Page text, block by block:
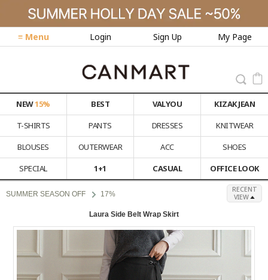
≡ Menu Login Sign Up My Page
NEW15% BEST VALYOU
KIZAK JEAN
T-SHIRTS
PANTS DRESSES
KNITWEAR
BLOUSES
OUTERWEAR ACC
SHOES
SPECIAL
1+1 CASUAL OFFICE LOOK
SUMMER SEASON OFF 17%
RECENT
VIEW
Laura Side Belt Wrap Skirt